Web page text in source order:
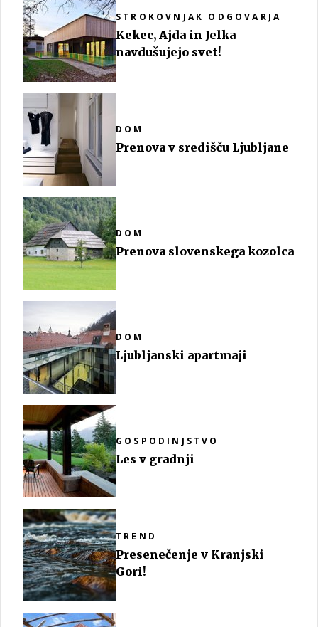
STROKOVNJAK ODGOVARJA
Kekec, Ajda in Jelka
navdušujejo svet!
DOM
Prenova v središču Ljubljane
DOM
Prenova slovenskega kozolca
DOM
Ljubljanski apartmaji
GOSPODINJSTVO
Les v gradnji
TREND
Presenečenje v Kranjski
Gori!